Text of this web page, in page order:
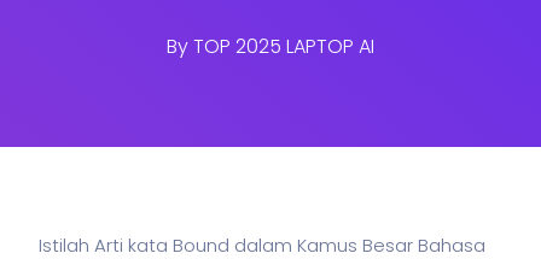
ByTOP 2025 LAPTOP AI
Istilah Arti kata Bound dalam Kamus Besar Bahasa